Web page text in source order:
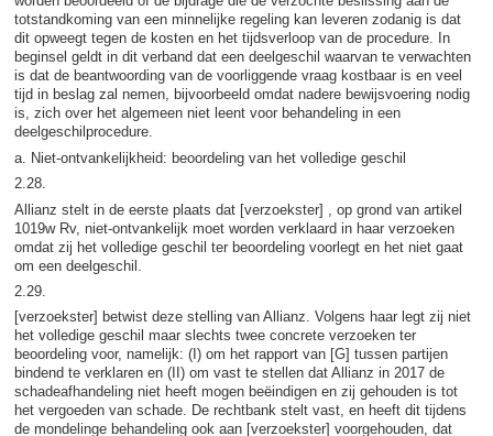
totstandkoming van een minnelijke regeling kan leveren zodanig is dat
dit opweegt tegen de kosten en het tijdsverloop van de procedure. In
beginsel geldt in dit verband dat een deelgeschil waarvan te verwachten
is dat de beantwoording van de voorliggende vraag kostbaar is en veel
tijd in beslag zal nemen, bijvoorbeeld omdat nadere bewijsvoering nodig
is, zich over het algemeen niet leent voor behandeling in een
deelgeschilprocedure.
a. Niet-ontvankelijkheid: beoordeling van het volledige geschil
2.28.
Allianz stelt in de eerste plaats dat [verzoekster] , op grond van artikel
1019w Rv, niet-ontvankelijk moet worden verklaard in haar verzoeken
omdat zij het volledige geschil ter beoordeling voorlegt en het niet gaat
om een deelgeschil.
2.29.
[verzoekster] betwist deze stelling van Allianz. Volgens haar legt zij niet
het volledige geschil maar slechts twee concrete verzoeken ter
beoordeling voor, namelijk: (I) om het rapport van [G] tussen partijen
bindend te verklaren en (II) om vast te stellen dat Allianz in 2017 de
schadeafhandeling niet heeft mogen beëindigen en zij gehouden is tot
het vergoeden van schade. De rechtbank stelt vast, en heeft dit tijdens
de mondelinge behandeling ook aan [verzoekster] voorgehouden, dat